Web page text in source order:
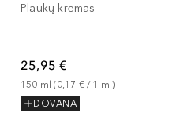
Plaukų kremas
25,95 €
150 ml (0,17 € / 1 ml)
DOVANA